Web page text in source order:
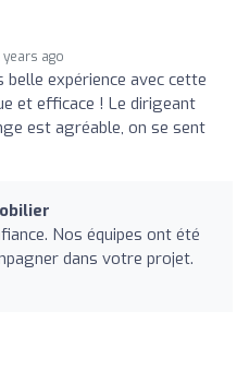
years ago
belle expérience avec cette
et efficace ! Le dirigeant
est agréable, on se sent
Nos équipes ont été
dans votre projet.